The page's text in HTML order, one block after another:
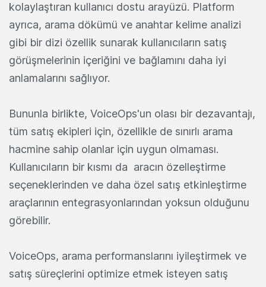
kolaylaştıran kullanıcı dostu arayüzü. Platform
ayrıca, arama dökümü ve anahtar kelime analizi
gibi bir dizi özellik sunarak kullanıcıların satış
görüşmelerinin içeriğini ve bağlamını daha iyi
anlamalarını sağlıyor.
Bununla birlikte, VoiceOps'un olası bir dezavantajı,
tüm satış ekipleri için, özellikle de sınırlı arama
hacmine sahip olanlar için uygun olmaması.
Kullanıcıların bir kısmı da aracın özelleştirme
seçeneklerinden ve daha özel satış etkinleştirme
araçlarının entegrasyonlarından yoksun olduğunu
görebilir.
VoiceOps, arama performanslarını iyileştirmek ve
satış süreçlerini optimize etmek isteyen satış